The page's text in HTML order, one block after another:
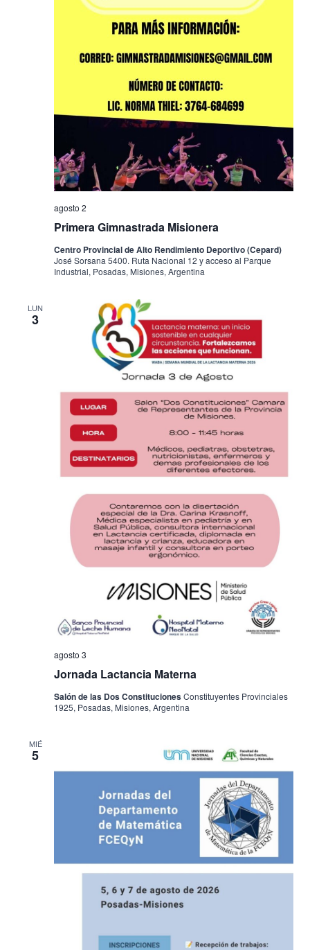
Primera Gimnastrada Misionera
agosto 2
Centro Provincial de Alto Rendimiento Deportivo (Cepard)
José Sorsana 5400. Ruta Nacional 12 y acceso al Parque
Industrial, Posadas, Misiones, Argentina
LUN
3
Jornada Lactancia Materna
agosto 3
Salón de las Dos ConstitucionesConstituyentes Provinciales
1925, Posadas, Misiones, Argentina
MIÉ
5